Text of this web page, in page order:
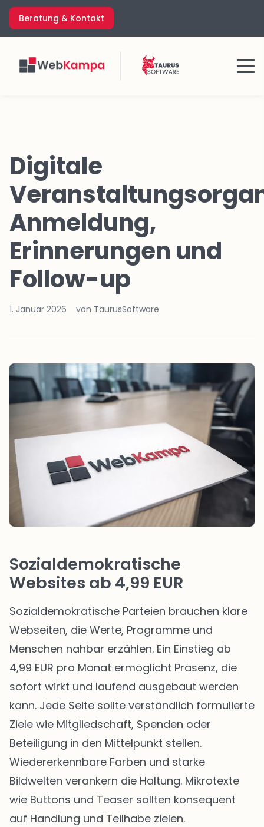
Zum
Inhalt
springen
Beratung & Kontakt
Menü
Digitale
Anmeldung,
Erinnerungen und
Follow-up
1. Januar 2026 von TaurusSoftware
Sozialdemokratische
Websites ab 4,99 EUR
Sozialdemokratische Parteien brauchen klare
Webseiten, die Werte, Programme und
Menschen nahbar erzählen. Ein Einstieg ab
4,99 EUR pro Monat ermöglicht Präsenz, die
sofort wirkt und laufend ausgebaut werden
kann. Jede Seite sollte verständlich formulierte
Ziele wie Mitgliedschaft, Spenden oder
Beteiligung in den Mittelpunkt stellen.
Wiedererkennbare Farben und starke
Bildwelten verankern die Haltung. Mikrotexte
wie Buttons und Teaser sollten konsequent
auf Handlung und Teilhabe zielen.